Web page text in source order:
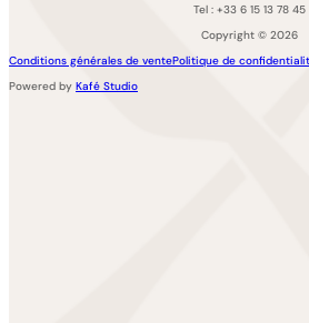
Tel : +33 6 15 13 78 45
Copyright © 2026
Conditions générales de ventePolitique de
Powered by Kafé Studio